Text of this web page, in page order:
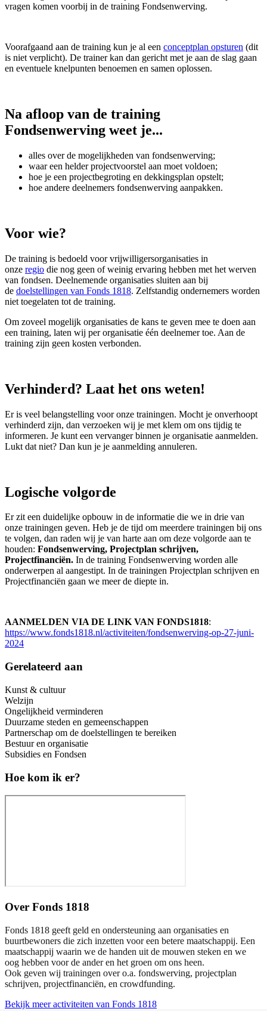
vragen komen voorbij in de training Fondsenwerving.
Voorafgaand aan de training kun je al een conceptplan opsturen (dit
is niet verplicht). De trainer kan dan gericht met je aan de slag gaan
en eventuele knelpunten benoemen en samen oplossen.
Na afloop van de training
Fondsenwerving weet je...
alles over de mogelijkheden van fondsenwerving;
waar een helder projectvoorstel aan moet voldoen;
hoe je een projectbegroting en dekkingsplan opstelt;
hoe andere deelnemers fondsenwerving aanpakken.
Voor wie?
De training is bedoeld voor vrijwilligersorganisaties in
onze regio die nog geen of weinig ervaring hebben met het werven
van fondsen. Deelnemende organisaties sluiten aan bij
de doelstellingen van Fonds 1818. Zelfstandig ondernemers worden
niet toegelaten tot de training.
Om zoveel mogelijk organisaties de kans te geven mee te doen aan
een training, laten wij per organisatie één deelnemer toe. Aan de
training zijn geen kosten verbonden.
Verhinderd? Laat het ons weten!
Er is veel belangstelling voor onze trainingen. Mocht je onverhoopt
verhinderd zijn, dan verzoeken wij je met klem om ons tijdig te
informeren. Je kunt een vervanger binnen je organisatie aanmelden.
Lukt dat niet? Dan kun je je aanmelding annuleren.
Logische volgorde
Er zit een duidelijke opbouw in de informatie die we in drie van
onze trainingen geven. Heb je de tijd om meerdere trainingen bij ons
te volgen, dan raden wij je van harte aan om deze volgorde aan te
houden: Fondsenwerving, Projectplan schrijven,
Projectfinanciën. In de training Fondsenwerving worden alle
onderwerpen al aangestipt. In de trainingen Projectplan schrijven en
Projectfinanciën gaan we meer de diepte in.
AANMELDEN VIA DE LINK VAN FONDS1818:
https://www.fonds1818.nl/activiteiten/fondsenwerving-op-27-juni-
2024
Gerelateerd aan
Kunst & cultuur
Welzijn
Ongelijkheid verminderen
Duurzame steden en gemeenschappen
Partnerschap om de doelstellingen te bereiken
Bestuur en organisatie
Subsidies en Fondsen
Hoe kom ik er?
Over Fonds 1818
Fonds 1818 geeft geld en ondersteuning aan organisaties en
buurtbewoners die zich inzetten voor een betere maatschappij. Een
maatschappij waarin we de handen uit de mouwen steken en we
oog hebben voor de ander en het groen om ons heen.
Ook geven wij trainingen over o.a. fondswerving, projectplan
schrijven, projectfinanciën, en crowdfunding.
Bekijk meer activiteiten van Fonds 1818